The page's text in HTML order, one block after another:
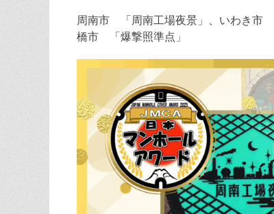
周南市 「周南工場夜景」、いわき市
橋市 「爆撃照準点」